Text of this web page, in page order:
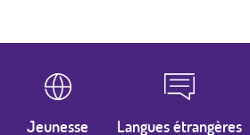
Jeunesse Langues étrangères